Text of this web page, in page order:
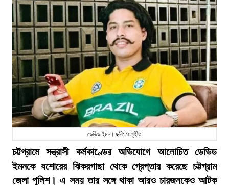
ডেভিড ইমন। ছবি: সংগৃহীত
চট্টগ্রামে সন্ত্রাসী কর্মকাণ্ডের অভিযোগে আলোচিত ডেভিড
ইমনকে যশোরের ঝিকরগাছা থেকে গ্রেপ্তার করেছে চট্টগ্রাম
জেলা পুলিশ। এ সময় তার সঙ্গে থাকা আরও চারজনকেও আটক